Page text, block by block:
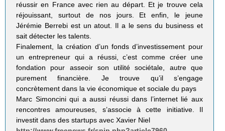
réussir en France avec rien au départ. Et je trouve cela
réjouissant, surtout de nos jours. Et enfin, le jeune
Jérémie Berrebi est un atout. Il a le sens du business et
sait détecter les talents.
Finalement, la création d’un fonds d’investissement pour
un entrepreneur qui a réussi, c’est comme créer une
fondation pour asseoir son utilité sociétale, autre que
purement financière. Je trouve qu’il s’engage
concrètement dans la vie économique et sociale du pays
Marc Simoncini qui a aussi réussi dans l’internet lié aux
rencontres amoureuses, s’associe à cette initiative. Il
investit dans des startups avec Xavier Niel